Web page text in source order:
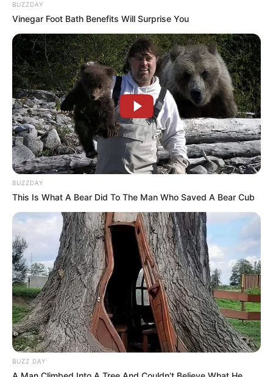
Aprecio muito artesanato. Vou preparar a massa de
biscuit que acabei de anotar, espero que dê certo.
Gostaria de obter dicas e sugestão p/artesanato
com aneis de latinha de refrigerante, pois possuo
alguns kilos desse material.
Gostaria de fazer pingentes, como bijuterias.
Agradeço desde já a colaboração e gostei muito
desse site, voltarei a consultá-lo, com certeza.
Ana Rosa
Tuquita há 15 anos
precisava relembrar algumas coisas… Obrigada e
parabens…
JORGE SARDINHA há 14 anos
Ola tudo bem? quero saber se existe revista biscuit
pra me ensinar a fazer os palhaços PATATI PATATA e
como consigo, desde ja agradeço…
Raoul St-JEAN há 14 anos
Quero fazer iscas de silicone : peixes lulas camarões
BUZZDAY
Vinegar Foot Bath Benefits Will Surprise You
BUZZDAY
This Is What A Bear Did To The Man Who Saved A Bear Cub
BUZZ DAY